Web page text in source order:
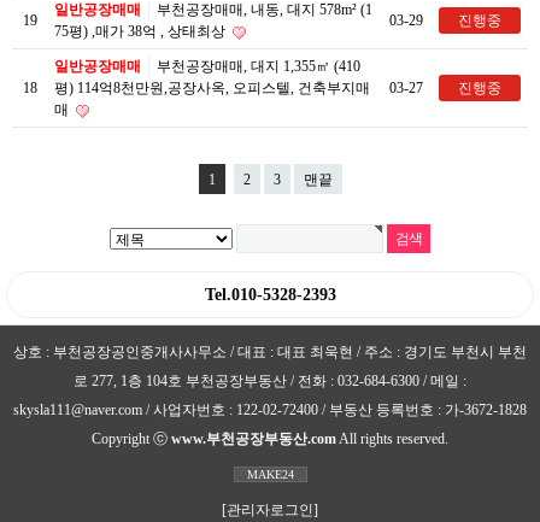
19
일반공장매매
부천공장매매, 내동, 대지 578m² (1
75평) ,매가 38억 , 상태최상
03-29 진행중
18
일반공장매매
부천공장매매, 대지 1,355㎡ (410
평) 114억8천만원,공장사옥, 오피스텔, 건축부지매
매
03-27 진행중
1 2 3 맨끝
Tel.010-5328-2393
상호 : 부천공장공인중개사사무소 / 대표 : 대표 최욱현 / 주소 : 경기도 부천시 부천
로 277, 1층 104호 부천공장부동산 / 전화 : 032-684-6300 / 메일 :
skysla111@naver.com / 사업자번호 : 122-02-72400 / 부동산 등록번호 : 가-3672-1828
Copyright ⓒ www.부천공장부동산.comAll rights reserved.
MAKE24
[관리자로그인]